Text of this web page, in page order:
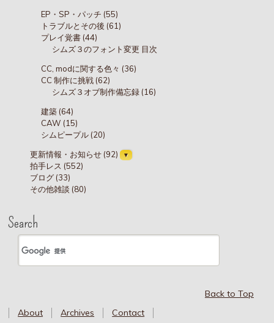
EP・SP・パッチ (55)
トラブルとその後 (61)
プレイ覚書 (44)
シムズ３のフォント変更 目次
CC, modに関する色々 (36)
CC 制作に挑戦 (62)
シムズ３オブ制作備忘録 (16)
建築 (64)
CAW (15)
シムピープル (20)
更新情報・お知らせ (92)
拍手レス (552)
ブログ (33)
その他雑談 (80)
Search
Back to Top
About
Archives Contact